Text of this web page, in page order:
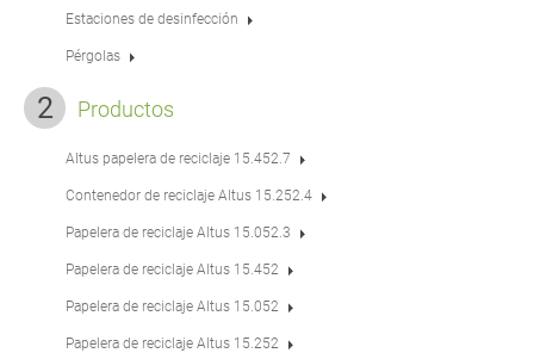
desinfección
estonio
Estaciones de desinfección
Pérgolas
Productos
Altus papelera de reciclaje 15.452.7
Contenedor de reciclaje Altus 15.252.4
Papelera de reciclaje Altus 15.052.3
Papelera de reciclaje Altus 15.452
Papelera de reciclaje Altus 15.052
Papelera de reciclaje Altus 15.252